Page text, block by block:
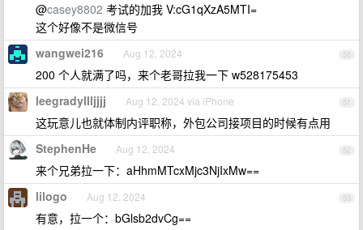
@casey8802 考试的加我 V:cG1qXzA5MTI=
这个好像不是微信号
50
wangwei216 Aug 12, 2024
200 个人就满了吗，来个老哥拉我一下 w528175453
51
leegradyllljjjj Aug 12, 2024 via iPhone
这玩意儿也就体制内评职称，外包公司接项目的时候有点用
52
StephenHe Aug 12, 2024
来个兄弟拉一下：aHhmMTcxMjc3NjIxMw==
53
lilogo Aug 12, 2024
有意，拉一个：bGlsb2dvCg==